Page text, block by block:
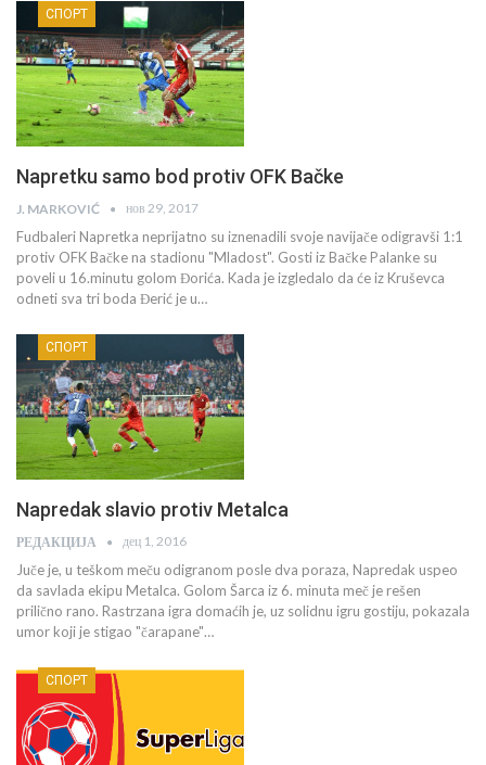
СПОРТ
Napretku samo bod protiv OFK Bačke
J. MARKOVIĆ нов 29, 2017
Fudbaleri Napretka neprijatno su iznenadili svoje navijače odigravši 1:1
protiv OFK Bačke na stadionu "Mladost". Gosti iz Bačke Palanke su
poveli u 16.minutu golom Đorića. Kada je izgledalo da će iz Kruševca
odneti sva tri boda Đerić je u…
СПОРТ
Napredak slavio protiv Metalca
РЕДАКЦИЈА дец 1, 2016
Juče je, u teškom meču odigranom posle dva poraza, Napredak uspeo
da savlada ekipu Metalca. Golom Šarca iz 6. minuta meč je rešen
prilično rano. Rastrzana igra domaćih je, uz solidnu igru gostiju, pokazala
umor koji je stigao "čarapane"…
СПОРТ